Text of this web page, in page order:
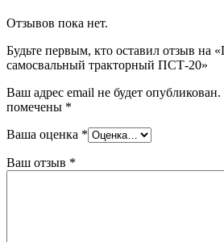
Отзывов пока нет.
Будьте первым, кто оставил отзыв на
самосвальный тракторный ПСТ-20»
Ваш адрес email не будет опубликован.
помечены *
Ваша оценка *
Ваш отзыв *